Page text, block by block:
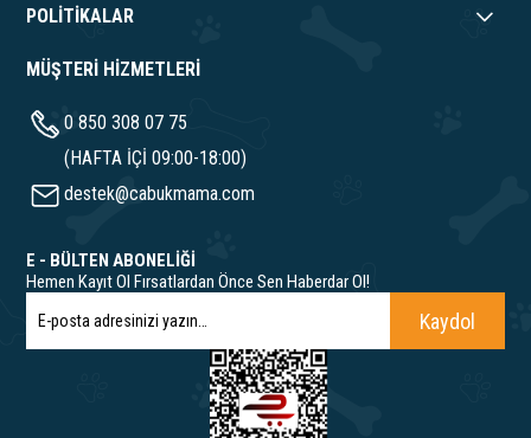
POLİTİKALAR
MÜŞTERİ HİZMETLERİ
0 850 308 07 75
(HAFTA İÇİ 09:00-18:00)
destek@cabukmama.com
E - BÜLTEN ABONELİĞİ
Hemen Kayıt Ol Fırsatlardan Önce Sen Haberdar Ol!
Kaydol